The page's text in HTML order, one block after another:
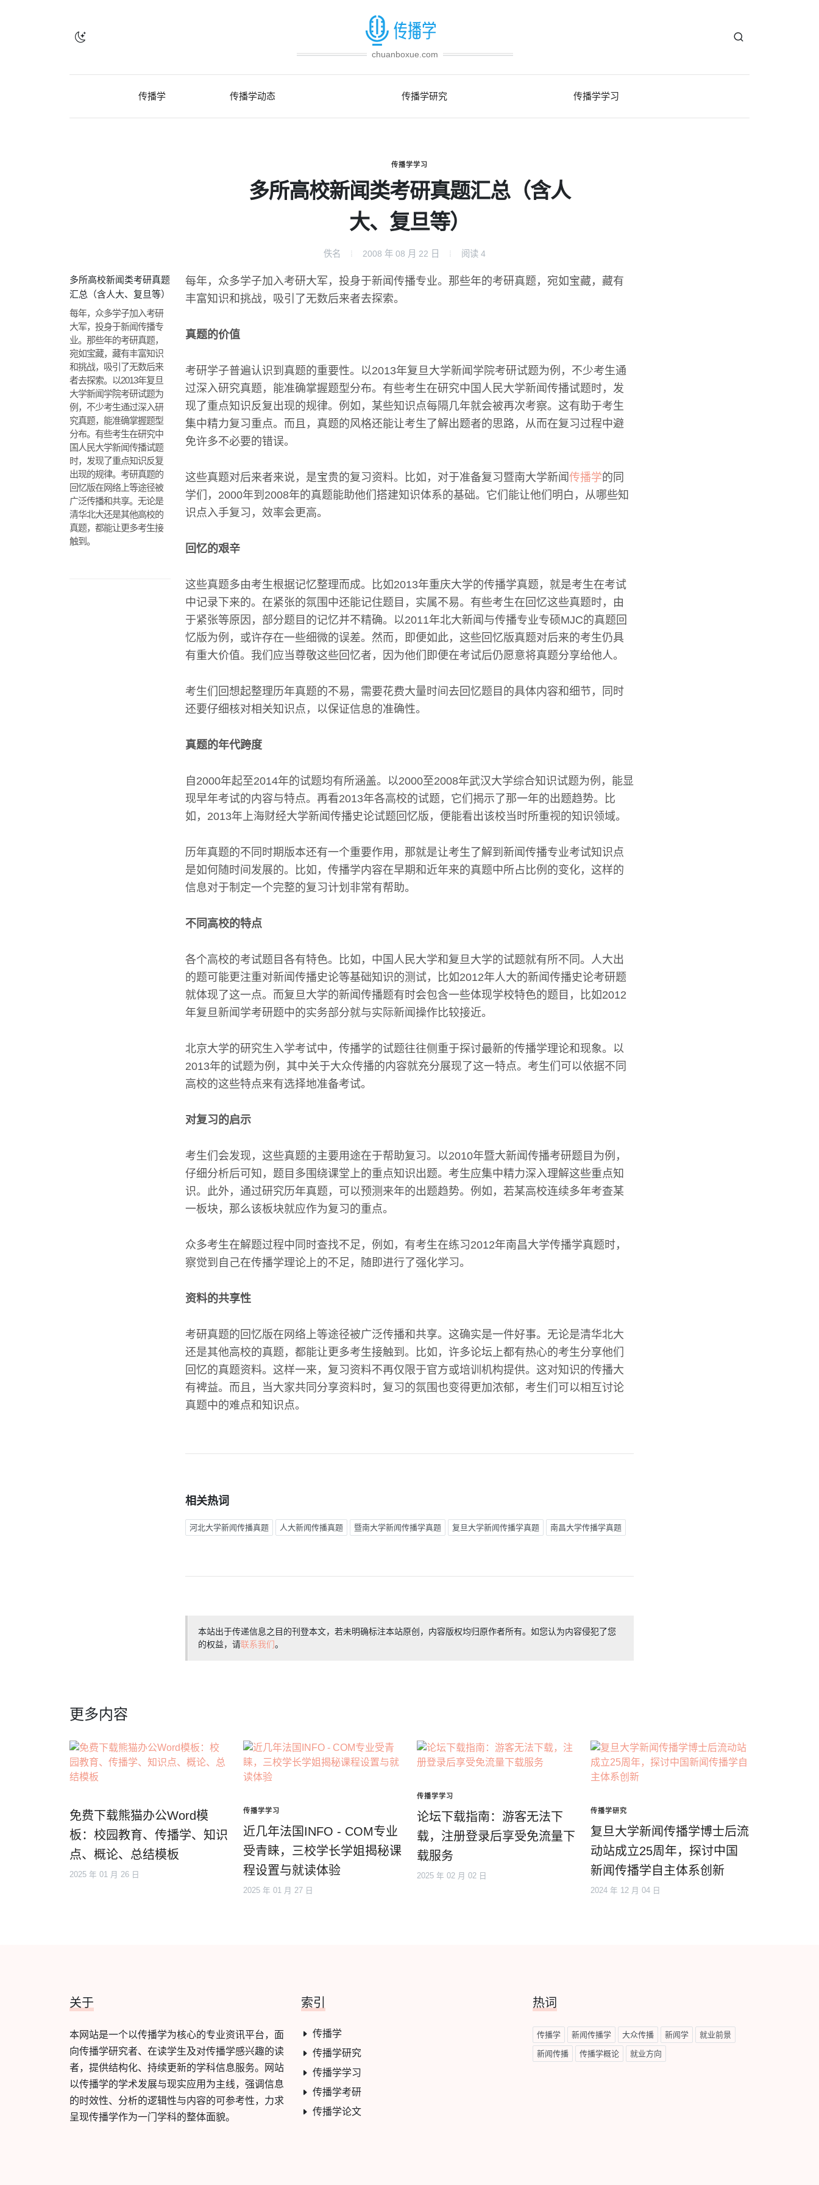
chuanboxue.com
传播学 传播学动态 传播学研究 传播学学习
传播学学习
多所高校新闻类考研真题汇总（含人
大、复旦等）
佚名 2008 年 08 月 22 日 阅读 4
多所高校新闻类考研真题
汇总（含人大、复旦等）
每年，众多学子加入考研
大军，投身于新闻传播专
业。那些年的考研真题，
宛如宝藏，藏有丰富知识
和挑战，吸引了无数后来
者去探索。以2013年复旦
大学新闻学院考研试题为
例，不少考生通过深入研
究真题，能准确掌握题型
分布。有些考生在研究中
国人民大学新闻传播试题
时，发现了重点知识反复
出现的规律。考研真题的
回忆版在网络上等途径被
广泛传播和共享。无论是
清华北大还是其他高校的
真题，都能让更多考生接
触到。
每年，众多学子加入考研大军，投身于新闻传播专业。那些年的考研真题，宛如宝藏，藏有
丰富知识和挑战，吸引了无数后来者去探索。
真题的价值
考研学子普遍认识到真题的重要性。以2013年复旦大学新闻学院考研试题为例，不少考生通
过深入研究真题，能准确掌握题型分布。有些考生在研究中国人民大学新闻传播试题时，发
现了重点知识反复出现的规律。例如，某些知识点每隔几年就会被再次考察。这有助于考生
集中精力复习重点。而且，真题的风格还能让考生了解出题者的思路，从而在复习过程中避
免许多不必要的错误。
这些真题对后来者来说，是宝贵的复习资料。比如，对于准备复习暨南大学新闻 传播学的同
学们，2000年到2008年的真题能助他们搭建知识体系的基础。它们能让他们明白，从哪些知
识点入手复习，效率会更高。
回忆的艰辛
这些真题多由考生根据记忆整理而成。比如2013年重庆大学的传播学真题，就是考生在考试
中记录下来的。在紧张的氛围中还能记住题目，实属不易。有些考生在回忆这些真题时，由
于紧张等原因，部分题目的记忆并不精确。以2011年北大新闻与传播专业专硕MJC的真题回
忆版为例，或许存在一些细微的误差。然而，即便如此，这些回忆版真题对后来的考生仍具
有重大价值。我们应当尊敬这些回忆者，因为他们即便在考试后仍愿意将真题分享给他人。
考生们回想起整理历年真题的不易，需要花费大量时间去回忆题目的具体内容和细节，同时
还要仔细核对相关知识点，以保证信息的准确性。
真题的年代跨度
自2000年起至2014年的试题均有所涵盖。以2000至2008年武汉大学综合知识试题为例，能显
现早年考试的内容与特点。再看2013年各高校的试题，它们揭示了那一年的出题趋势。比
如，2013年上海财经大学新闻传播史论试题回忆版，便能看出该校当时所重视的知识领域。
历年真题的不同时期版本还有一个重要作用，那就是让考生了解到新闻传播专业考试知识点
是如何随时间发展的。比如，传播学内容在早期和近年来的真题中所占比例的变化，这样的
信息对于制定一个完整的复习计划非常有帮助。
不同高校的特点
各个高校的考试题目各有特色。比如，中国人民大学和复旦大学的试题就有所不同。人大出
的题可能更注重对新闻传播史论等基础知识的测试，比如2012年人大的新闻传播史论考研题
就体现了这一点。而复旦大学的新闻传播题有时会包含一些体现学校特色的题目，比如2012
年复旦新闻学考研题中的实务部分就与实际新闻操作比较接近。
北京大学的研究生入学考试中，传播学的试题往往侧重于探讨最新的传播学理论和现象。以
2013年的试题为例，其中关于大众传播的内容就充分展现了这一特点。考生们可以依据不同
高校的这些特点来有选择地准备考试。
对复习的启示
考生们会发现，这些真题的主要用途在于帮助复习。以2010年暨大新闻传播考研题目为例，
仔细分析后可知，题目多围绕课堂上的重点知识出题。考生应集中精力深入理解这些重点知
识。此外，通过研究历年真题，可以预测来年的出题趋势。例如，若某高校连续多年考查某
一板块，那么该板块就应作为复习的重点。
众多考生在解题过程中同时查找不足，例如，有考生在练习2012年南昌大学传播学真题时，
察觉到自己在传播学理论上的不足，随即进行了强化学习。
资料的共享性
考研真题的回忆版在网络上等途径被广泛传播和共享。这确实是一件好事。无论是清华北大
还是其他高校的真题，都能让更多考生接触到。比如，许多论坛上都有热心的考生分享他们
回忆的真题资料。这样一来，复习资料不再仅限于官方或培训机构提供。这对知识的传播大
有裨益。而且，当大家共同分享资料时，复习的氛围也变得更加浓郁，考生们可以相互讨论
真题中的难点和知识点。
相关热词
河北大学新闻传播真题 人大新闻传播真题 暨南大学新闻传播学真题 复旦大学新闻传播学真题 南昌大学传播学真题
本站出于传递信息之目的刊登本文，若未明确标注本站原创，内容版权均归原作者所有。如您认为内容侵犯了您
的权益，请联系我们。
更多内容
免费下载熊猫办公Word模
板：校园教育、传播学、知识
点、概论、总结模板
2025 年 01 月 26 日
传播学学习
近几年法国INFO - COM专业
受青睐，三校学长学姐揭秘课
程设置与就读体验
2025 年 01 月 27 日
传播学学习
论坛下载指南：游客无法下
载，注册登录后享受免流量下
载服务
2025 年 02 月 02 日
传播学研究
复旦大学新闻传播学博士后流
动站成立25周年，探讨中国
新闻传播学自主体系创新
2024 年 12 月 04 日
关于
本网站是一个以传播学为核心的专业资讯平台，面
向传播学研究者、在读学生及对传播学感兴趣的读
者，提供结构化、持续更新的学科信息服务。网站
以传播学的学术发展与现实应用为主线，强调信息
的时效性、分析的逻辑性与内容的可参考性，力求
呈现传播学作为一门学科的整体面貌。
索引
传播学
传播学研究
传播学学习
传播学考研
传播学论文
热词
传播学 新闻传播学 大众传播 新闻学 就业前景
新闻传播 传播学概论 就业方向